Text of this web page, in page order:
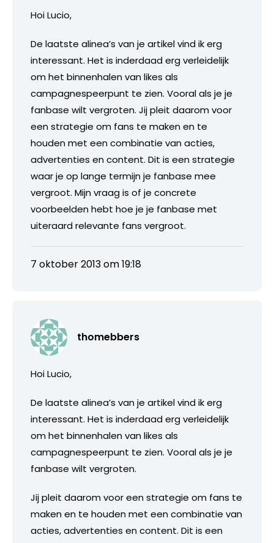
Hoi Lucio,
De laatste alinea’s van je artikel vind ik erg
interessant. Het is inderdaad erg verleidelijk
om het binnenhalen van likes als
campagnespeerpunt te zien. Vooral als je je
fanbase wilt vergroten. Jij pleit daarom voor
een strategie om fans te maken en te
houden met een combinatie van acties,
advertenties en content. Dit is een strategie
waar je op lange termijn je fanbase mee
vergroot. Mijn vraag is of je concrete
voorbeelden hebt hoe je je fanbase met
uiteraard relevante fans vergroot.
7 oktober 2013 om 19:18
thomebbers
Hoi Lucio,
De laatste alinea’s van je artikel vind ik erg
interessant. Het is inderdaad erg verleidelijk
om het binnenhalen van likes als
campagnespeerpunt te zien. Vooral als je je
fanbase wilt vergroten.
Jij pleit daarom voor een strategie om fans te
maken en te houden met een combinatie van
acties, advertenties en content. Dit is een